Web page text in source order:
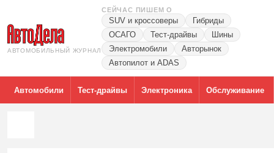
АВТОМОБИЛЬНЫЙ ЖУРНАЛ
СЕЙЧАС ПИШЕМ О
SUV и кроссоверы
Гибриды
ОСАГО
Тест-драйвы
Шины
Электромобили
Авторынок
Автопилот и ADAS
Автомобили Тест-драйвы Электроника Обслуживание